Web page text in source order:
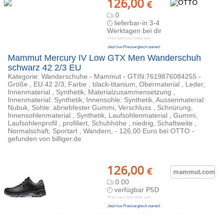
€
0
lieferbar-in 3-4
Werktagen bei dir
Preis kann jetzt höher sein
Jetzt live Preisvergleich starten!
Mammut Mercury IV Low GTX Men Wanderschuh
schwarz 42 2/3 EU
Kategorie: Wanderschuhe - Mammut - GTIN:7619876084255 -
Größe , EU 42 2/3, Farbe , black-titanium, Obermaterial , Leder,
Innenmaterial , Synthetik, Materialzusammensetzung ,
Innenmaterial: Synthetik, Innensohle: Synthetik, Aussenmaterial:
Nubuk, Sohle: abriebfester Gummi, Verschluss , Schnürung,
Innensohlenmaterial , Synthetik, Laufsohlenmaterial , Gummi,
Laufsohlenprofil , profiliert, Schuhhöhe , niedrig, Schaftweite ,
Normalschaft, Sportart , Wandern, - 126,00 Euro bei OTTO -
gefunden von billiger.de
mammut.com
126,00 €
0.00
verfügbar P5D
Preis kann jetzt höher sein
Jetzt live Preisvergleich starten!